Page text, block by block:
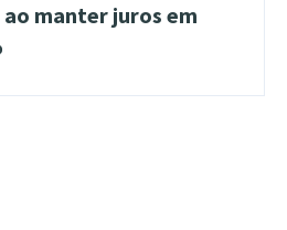
manter juros em